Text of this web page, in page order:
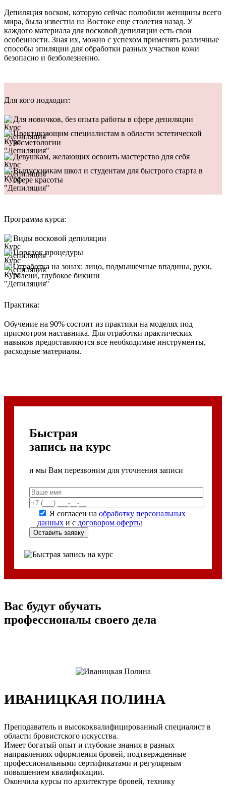
Депиляция воском, которую сейчас полюбили женщины всего
мира, была известна на Востоке еще столетия назад. У
каждого материала для восковой депиляции есть свои
особенности. Зная их, можно с успехом применять различные
способы эпиляции для обработки разных участков кожи
безопасно и безболезненно.
Для кого подходит:
Для новичков, без опыта работы в сфере депиляции
Практикующим специалистам в области эстетической
косметологии
Девушкам, желающих освоить мастерство для себя
Выпускникам школ и студентам для быстрого старта в
сфере красоты
Программа курса:
Виды восковой депиляции
Порядок процедуры
Отработка на зонах: лицо, подмышечные впадины, руки,
голени, глубокое бикини
Практика:
Обучение на 90% состоит из практики на моделях под
присмотром наставника. Для отработки практических
навыков предоставляются все необходимые инструменты,
расходные материалы.
Быстрая
запись на курс
и мы Вам перезвоним для уточнения записи
Я согласен на обработку персональных
данных и с договором оферты
Вас будут обучать
профессионалы своего дела
ИВАНИЦКАЯ ПОЛИНА
Преподаватель и высококвалифицированный специалист в
области бровистского искусства.
Имеет богатый опыт и глубокие знания в разных
направлениях оформления бровей, подтвержденные
профессиональными сертификатами и регулярным
повышением квалификации.
Окончила курсы по архитектуре бровей, технику